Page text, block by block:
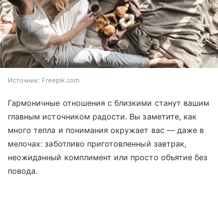
Источник: Freepik.com
Гармоничные отношения с близкими станут вашим
главным источником радости. Вы заметите, как
много тепла и понимания окружает вас — даже в
мелочах: заботливо приготовленный завтрак,
неожиданный комплимент или просто объятие без
повода.